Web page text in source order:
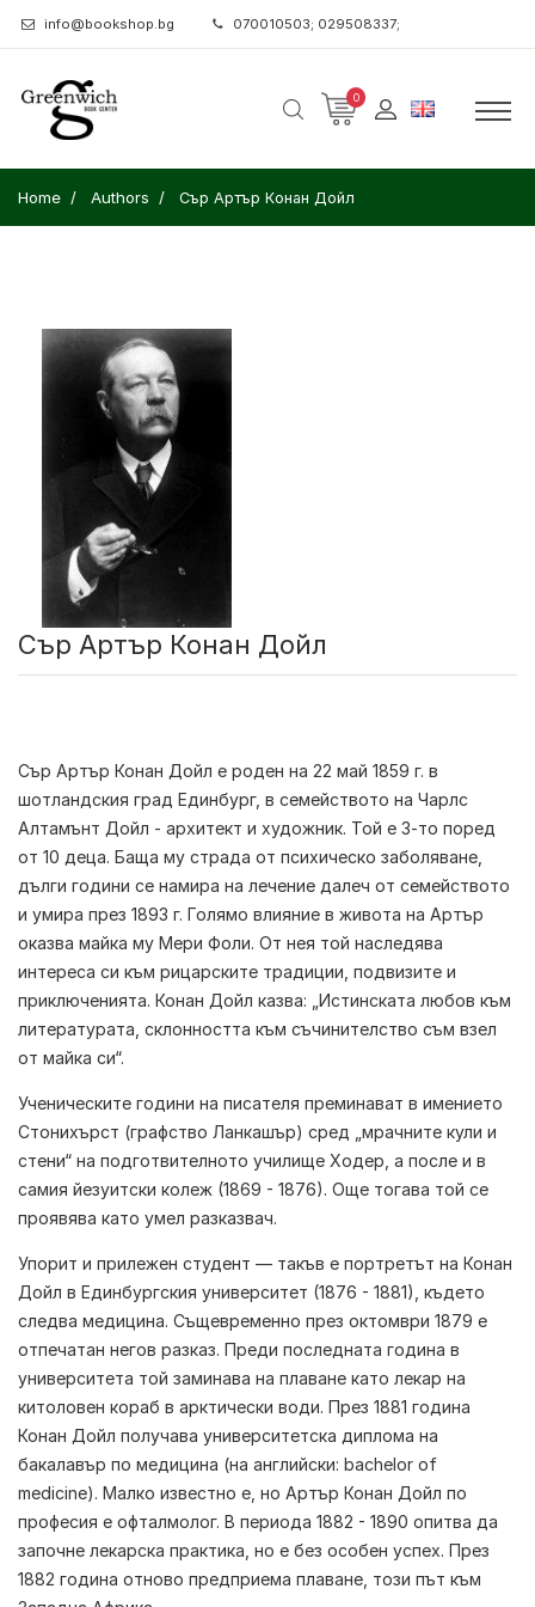
info@bookshop.bg 070010503; 029508337;
0
Home Authors Сър Артър Конан Дойл
Сър Артър Конан Дойл
Сър Артър Конан Дойл е роден на 22 май 1859 г. в
шотландския град Единбург, в семейството на Чарлс
Алтамънт Дойл - архитект и художник. Той е 3-то поред
от 10 деца. Баща му страда от психическо заболяване,
дълги години се намира на лечение далеч от семейството
и умира през 1893 г. Голямо влияние в живота на Артър
оказва майка му Мери Фоли. От нея той наследява
интереса си към рицарските традиции, подвизите и
приключенията. Конан Дойл казва: „Истинската любов към
литературата, склонността към съчинителство съм взел
от майка си“.
Ученическите години на писателя преминават в имението
Стонихърст (графство Ланкашър) сред „мрачните кули и
стени“ на подготвителното училище Ходер, а после и в
самия йезуитски колеж (1869 - 1876). Още тогава той се
проявява като умел разказвач.
Упорит и прилежен студент — такъв е портретът на Конан
Дойл в Единбургския университет (1876 - 1881), където
следва медицина. Същевременно през октомври 1879 е
отпечатан негов разказ. Преди последната година в
университета той заминава на плаване като лекар на
китоловен кораб в арктически води. През 1881 година
Конан Дойл получава университетска диплома на
бакалавър по медицина (на английски: bachelor of
medicine). Малко известно е, но Артър Конан Дойл по
професия е офталмолог. В периода 1882 - 1890 опитва да
започне лекарска практика, но е без особен успех. През
1882 година отново предприема плаване, този път към